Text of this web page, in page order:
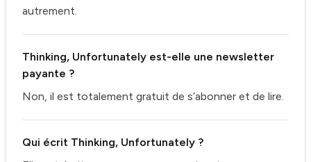
autrement.
Thinking, Unfortunately est-elle une newsletter
payante ?
Non, il est totalement gratuit de s’abonner et de lire.
Qui écrit Thinking, Unfortunately ?